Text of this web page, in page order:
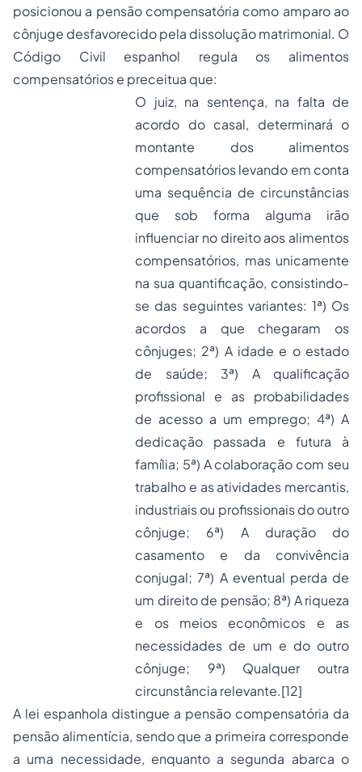
posicionou a pensão compensatória como amparo ao
cônjuge desfavorecido pela dissolução matrimonial. O
Código Civil espanhol regula os alimentos
compensatórios e preceitua que:
O juiz, na sentença, na falta de
acordo do casal, determinará o
montante dos alimentos
compensatórios levando em conta
uma sequência de circunstâncias
que sob forma alguma irão
influenciar no direito aos alimentos
compensatórios, mas unicamente
na sua quantificação, consistindo-
se das seguintes variantes: 1ª) Os
acordos a que chegaram os
cônjuges; 2ª) A idade e o estado
de saúde; 3ª) A qualificação
profissional e as probabilidades
de acesso a um emprego; 4ª) A
dedicação passada e futura à
família; 5ª) A colaboração com seu
trabalho e as atividades mercantis,
industriais ou profissionais do outro
cônjuge; 6ª) A duração do
casamento e da convivência
conjugal; 7ª) A eventual perda de
um direito de pensão; 8ª) A riqueza
e os meios econômicos e as
necessidades de um e do outro
cônjuge; 9ª) Qualquer outra
circunstância relevante.[12]
A lei espanhola distingue a pensão compensatória da
pensão alimentícia, sendo que a primeira corresponde
a uma necessidade, enquanto a segunda abarca o